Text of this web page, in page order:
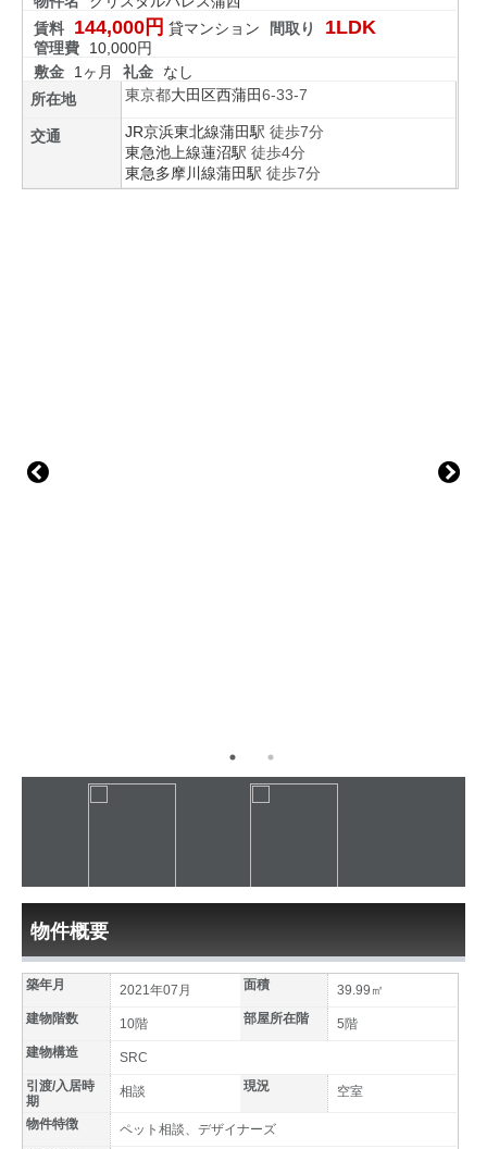
賃料
144,000円 貸マンション 間取り 1LDK
管理費
10,000円
敷金
1ヶ月 礼金
なし
所在地
東京都大田区西蒲田6-33-7
交通 JR京浜東北線蒲田駅 徒歩7分
東急池上線蓮沼駅 徒歩4分
東急多摩川線蒲田駅 徒歩7分
物件概要
築年月 2021年07月 面積
39.99㎡
建物階数
10階 部屋所在階
5階
建物構造
SRC
引渡/入居時
期
相談 現況 空室
物件特徴
ペット相談、デザイナーズ